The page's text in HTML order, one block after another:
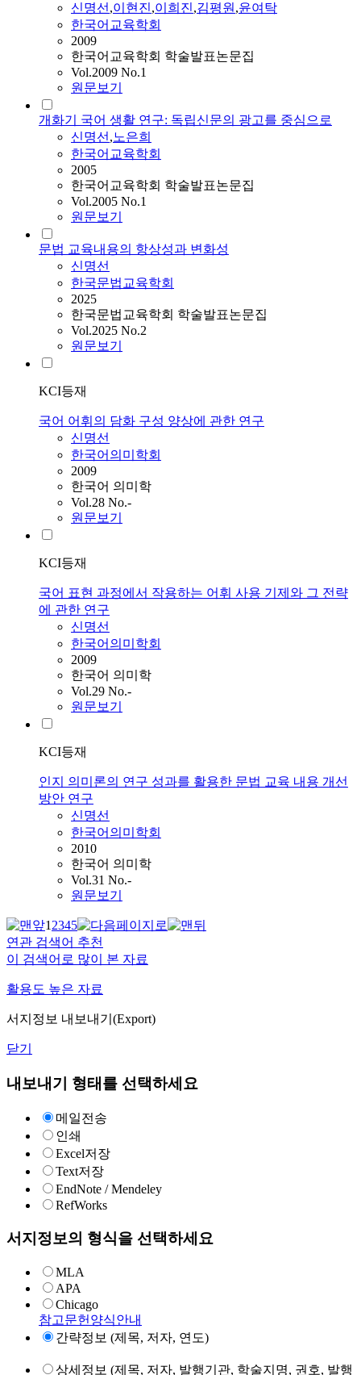
신명선,이현진,이희진,김평원,윤여탁
한국어교육학회
2009
한국어교육학회 학술발표논문집
Vol.2009 No.1
원문보기
개화기 국어 생활 연구: 독립신문의 광고를 중심으로
신명선,노은희
한국어교육학회
2005
한국어교육학회 학술발표논문집
Vol.2005 No.1
원문보기
문법 교육내용의 항상성과 변화성
신명선
한국문법교육학회
2025
한국문법교육학회 학술발표논문집
Vol.2025 No.2
원문보기
KCI등재
국어 어휘의 담화 구성 양상에 관한 연구
신명선
한국어의미학회
2009
한국어 의미학
Vol.28 No.-
원문보기
KCI등재
국어 표현 과정에서 작용하는 어휘 사용 기제와 그 전략
에 관한 연구
신명선
한국어의미학회
2009
한국어 의미학
Vol.29 No.-
원문보기
KCI등재
인지 의미론의 연구 성과를 활용한 문법 교육 내용 개선
방안 연구
신명선
한국어의미학회
2010
한국어 의미학
Vol.31 No.-
원문보기
12345
연관 검색어 추천
이 검색어로 많이 본 자료
활용도 높은 자료
서지정보 내보내기(Export)
닫기
내보내기 형태를 선택하세요
메일전송
인쇄
Excel저장
Text저장
EndNote / Mendeley
RefWorks
서지정보의 형식을 선택하세요
MLA
APA
Chicago
참고문헌양식안내
간략정보 (제목, 저자, 연도)
상세정보 (제목, 저자, 발행기관, 학술지명, 권호, 발행